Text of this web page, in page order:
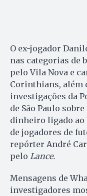
O ex-jogador
nas categorias de
pelo Vila Nova e
Corinthians, além
investigações da
de São Paulo
dinheiro ligado ao
de jogadores de
repórter André
pelo Lance.
Mensagens de
investigadores